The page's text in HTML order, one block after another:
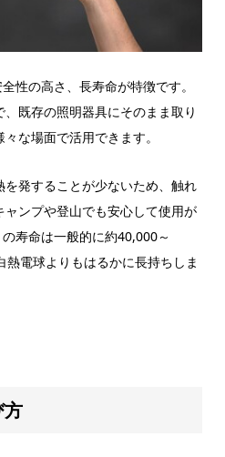
性の高さ、長寿命が特徴です。
既存の照明器具にそのまま取り
な場面で活用できます。
発することが少ないため、触れ
ンプや登山でも安心して使用が
寿命は一般的に約40,000～
電球よりもはるかに長持ちしま
方